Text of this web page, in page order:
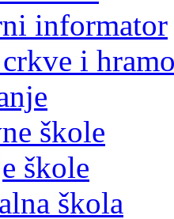
informator
i
škole
škole
škola